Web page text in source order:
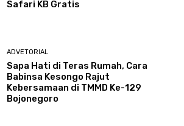
Safari KB Gratis
ADVETORIAL
Sapa Hati di Teras Rumah, Cara
Babinsa Kesongo Rajut
Kebersamaan di TMMD Ke-129
Bojonegoro